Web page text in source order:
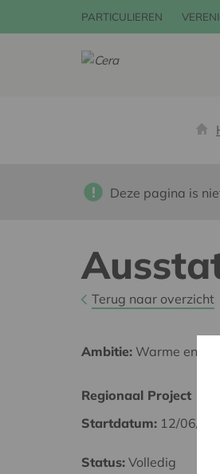
PARTICULIEREN
Deze pagina is
Terug naar overzicht
Ambitie: Warme en
Regionaal Project
Startdatum: 12/06/
Status: Volledig